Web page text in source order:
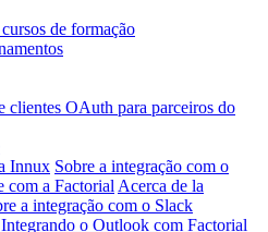
de formação
clientes OAuth para parceiros do
Innux Sobre a integração com o
com a Factorial Acerca de la
a integração com o Slack
Integrando o Outlook com Factorial